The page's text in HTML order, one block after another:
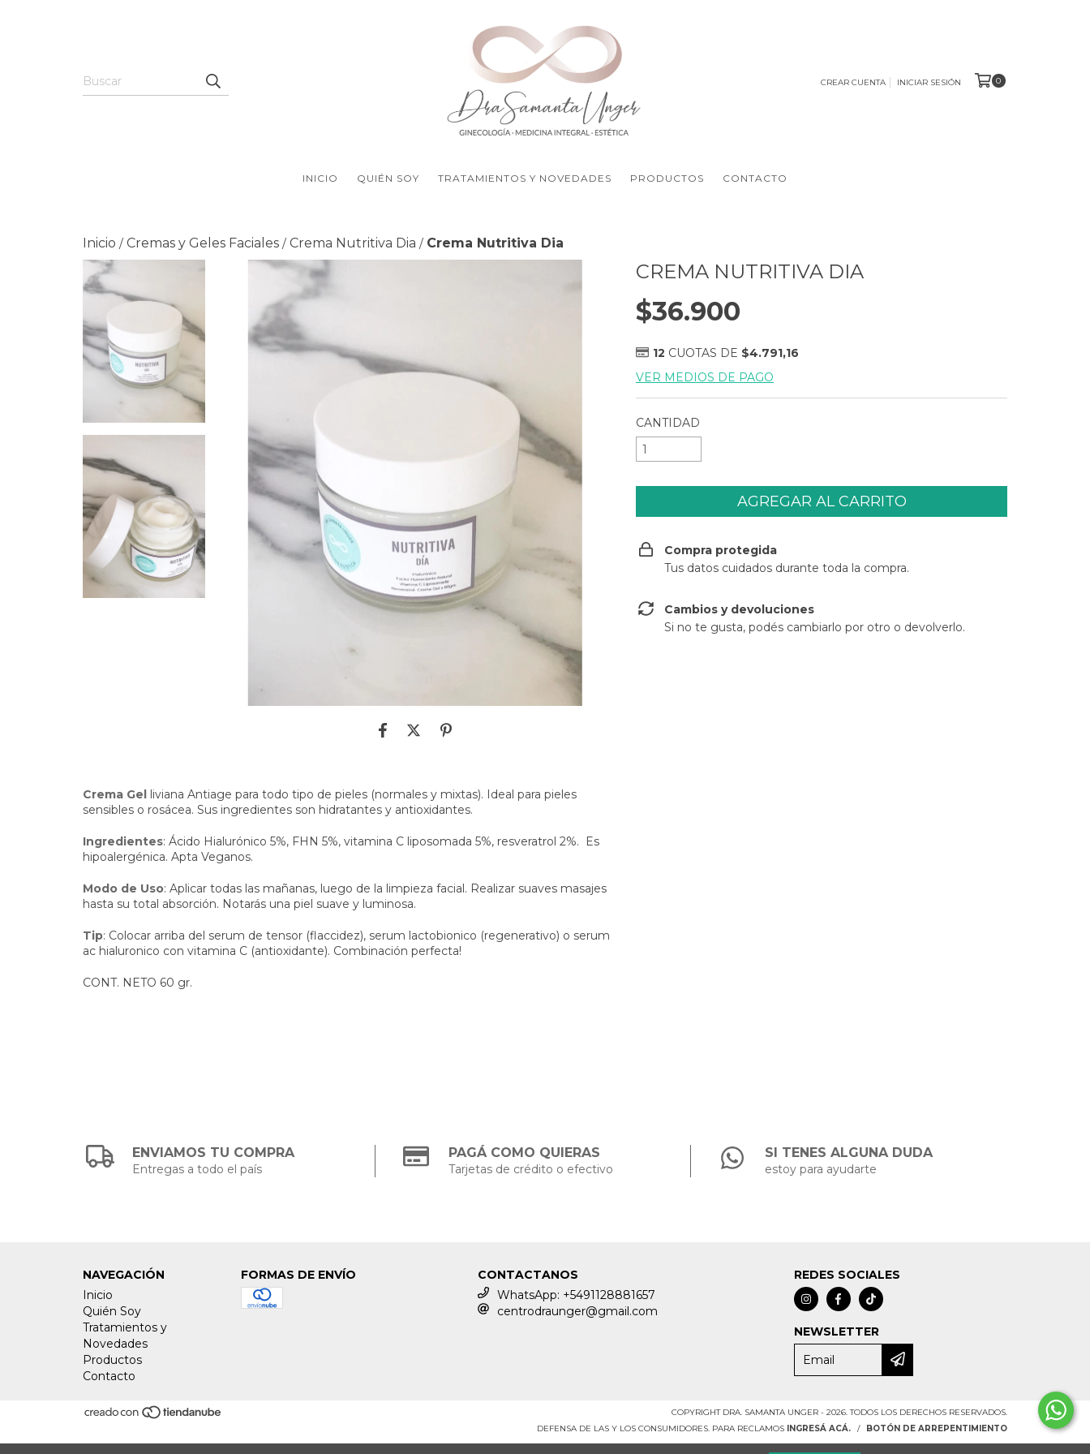
CREAR CUENTA INICIAR SESIÓN 0
INICIO QUIÉN SOY TRATAMIENTOS Y NOVEDADES PRODUCTOS CONTACTO
Inicio / Cremas y Geles Faciales / Crema Nutritiva Dia / Crema Nutritiva Dia
Crema Gel liviana Antiage para todo tipo de pieles (normales y mixtas). Ideal para pieles
sensibles o rosácea. Sus ingredientes son hidratantes y antioxidantes.
Ingredientes: Ácido Hialurónico 5%, FHN 5%, vitamina C liposomada 5%, resveratrol 2%. Es
hipoalergénica. Apta Veganos.
Modo de Uso: Aplicar todas las mañanas, luego de la limpieza facial. Realizar suaves masajes
hasta su total absorción. Notarás una piel suave y luminosa.
Tip: Colocar arriba del serum de tensor (flaccidez), serum lactobionico (regenerativo) o serum
ac hialuronico con vitamina C (antioxidante). Combinación perfecta!
CONT. NETO 60 gr.
CREMA NUTRITIVA DIA
$36.900
12 CUOTAS DE $4.791,16
VER MEDIOS DE PAGO
CANTIDAD
Compra protegida
Tus datos cuidados durante toda la compra.
Cambios y devoluciones
Si no te gusta, podés cambiarlo por otro o devolverlo.
ENVIAMOS TU COMPRA
Entregas a todo el país
PAGÁ COMO QUIERAS
Tarjetas de crédito o efectivo
SI TENES ALGUNA DUDA
estoy para ayudarte
NAVEGACIÓN
Inicio
Quién Soy
Tratamientos y
Novedades
Productos
Contacto
FORMAS DE ENVÍO
CONTACTANOS
WhatsApp: +5491128881657
centrodraunger@gmail.com
REDES SOCIALES
NEWSLETTER
COPYRIGHT DRA. SAMANTA UNGER - 2026. TODOS LOS DERECHOS RESERVADOS.
DEFENSA DE LAS Y LOS CONSUMIDORES. PARA RECLAMOS INGRESÁ ACÁ. / BOTÓN DE ARREPENTIMIENTO